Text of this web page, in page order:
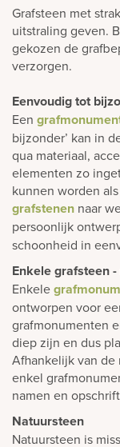
Grafsteen met
uitstraling geven.
gekozen de
verzorgen.
Eenvoudig tot
Een
bijzonder’ kan in
qua materiaal,
elementen zo
kunnen worden
grafstenen naar
persoonlijk
schoonheid in
Enkele grafsteen
Enkele
ontworpen voor
grafmonumenten
diep zijn en dus
Afhankelijk van
enkel
namen en
Natuursteen
Natuursteen is